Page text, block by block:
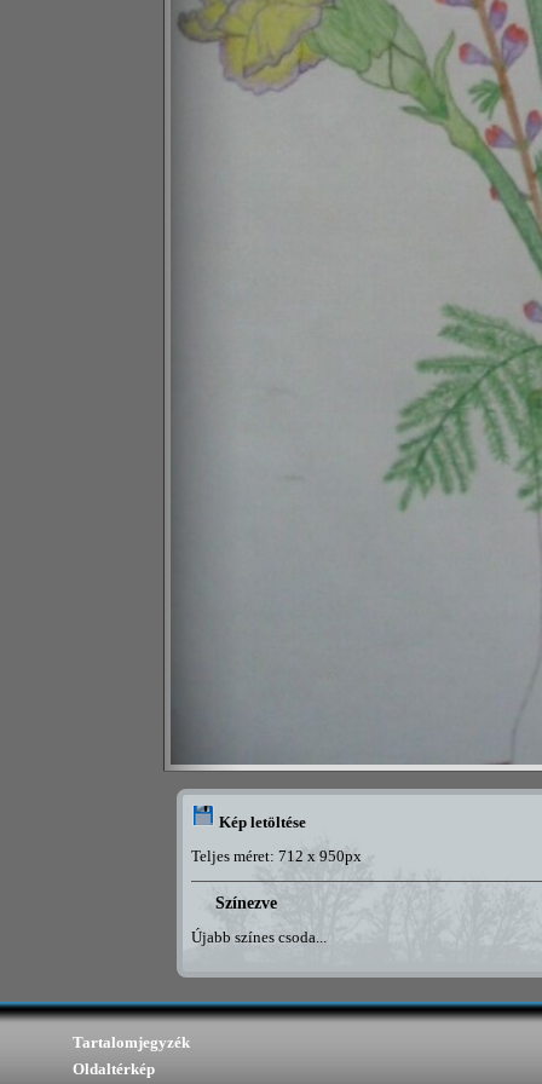
Kép letöltése
Teljes méret: 712 x 950px
Színezve
Újabb színes csoda...
Tartalomjegyzék
Oldaltérkép